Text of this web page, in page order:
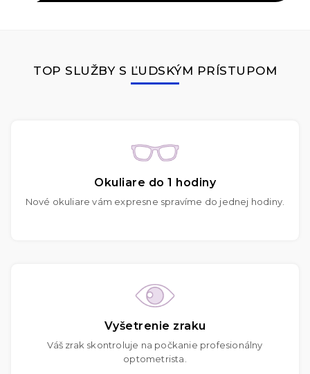
TOP SLUŽBY S ĽUDSKÝM PRÍSTUPOM
Okuliare do 1 hodiny
Nové okuliare vám expresne spravíme do jednej hodiny.
Vyšetrenie zraku
Váš zrak skontroluje na počkanie profesionálny
optometrista.